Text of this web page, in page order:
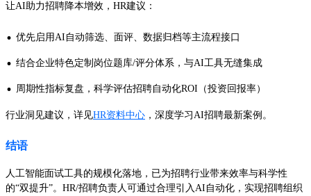
让AI助力招聘降本增效，HR建议：
· 优先启用AI自动筛选、面评、数据归档等主流程接口
· 结合企业特色定制岗位题库/评分体系，与AI工具无缝集成
· 周期性指标复盘，科学评估招聘自动化ROI（投资回报率）
行业洞见建议，详见HR资料中心 ，深度学习AI招聘最新案例。
结语
人工智能面试工具的规模化落地，已为招聘行业带来效率与科学性
的“双提升”。HR/招聘负责人可通过合理引入AI自动化，实现招聘组织